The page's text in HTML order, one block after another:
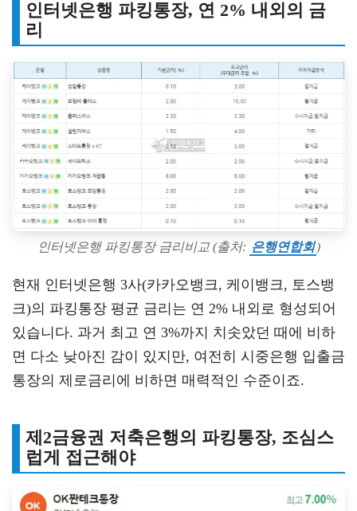
인터넷은행 파킹통장, 연 2% 내외의 금
리
인터넷은행 파킹통장 금리비교 (출처: 은행연합회)
현재 인터넷은행 3사(카카오뱅크, 케이뱅크, 토스뱅
크)의 파킹통장 평균 금리는 연 2% 내외로 형성되어
있습니다. 과거 최고 연 3%까지 치솟았던 때에 비하
면 다소 낮아진 감이 있지만, 여전히 시중은행 입출금
통장의 제로금리에 비하면 매력적인 수준이죠.
제2금융권 저축은행의 파킹통장, 조심스
럽게 접근해야